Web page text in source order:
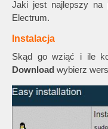
Jaki jest najlepszy na
Electrum.
Instalacja
Skąd go wziąć i ile
Download wybierz